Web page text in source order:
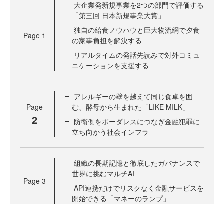
Page 1
大企業発新規事業を2つの部門で評価する
「第三回 日本新規事業大賞」
独自の給食ノウハウと巨大物流網で夕食
の家事負担を解決する
リアルタイムの発話先読みで対外コミュ
ニケーションを支援する
Page
2
アレルギーの壁を越えて同じ食卓を囲
む、酵母から生まれた「LIKE MILK」
防衛側をボーダレスにつなぎ金融犯罪に
立ち向かう社会インフラ
Page 3
組織の長期記憶と徹底したガバナンスで
世界に挑むマルチAI
API連携だけでリスクなく金融サービスを
開始できる「マネーのランプ」